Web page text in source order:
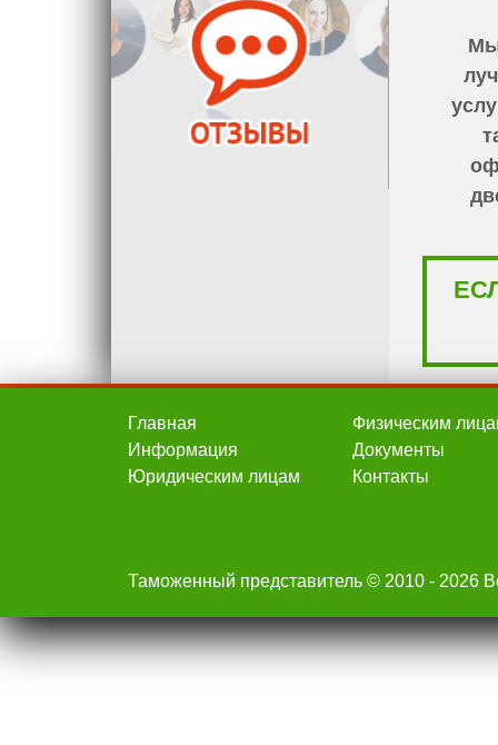
Мы
Главная
Информация
Юридическим лицам
Физическим
Документы
Контакты
Таможенный представитель © 2010 - 2026